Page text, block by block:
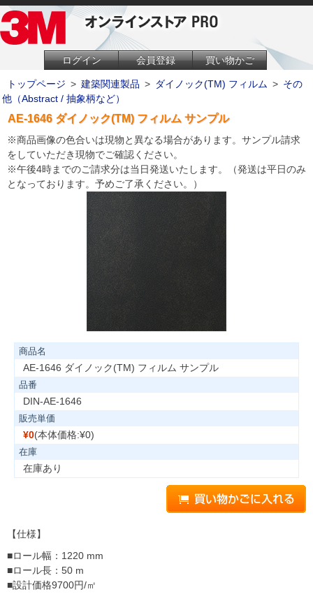
ログイン 会員登録 買い物かご
トップページ > 建築関連製品 > ダイノック(TM) フィルム > その
他（Abstract / 抽象柄など）
AE-1646 ダイノック(TM) フィルム サンプル
※商品画像の色合いは現物と異なる場合があります。サンプル請求
をしていただき現物でご確認ください。
※午後4時までのご請求分は当日発送いたします。（発送は平日のみ
となっております。予めご了承ください。）
商品名
AE-1646 ダイノック(TM) フィルム サンプル
品番
DIN-AE-1646
販売単価
¥0(本体価格:¥0)
在庫
在庫あり
【仕様】
■ロール幅：1220 mm
■ロール長：50 m
■設計価格9700円/㎡